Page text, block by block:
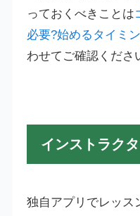
っておくべきことは
必要?始めるタイミ
わせてご確認くださ
インストラク
独自アプリでレッス